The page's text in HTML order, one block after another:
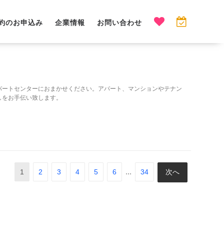
のお申込み 企業情報 お問い合わせ
トセンターにおまかせください。アパート、マンションやテナン
お手伝い致します。
1 2 3 4 5 6 ... 34 次へ